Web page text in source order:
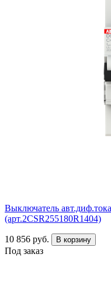
Выключатель
(арт.2CSR255180R1404)
10 856 руб. В корзину
Под заказ